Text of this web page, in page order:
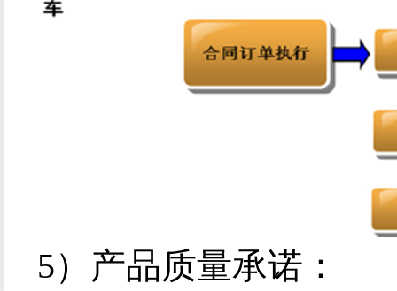
5）产品质量承诺：